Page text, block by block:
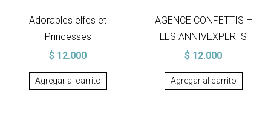
Adorables elfes et
Princesses
$ 12.000
Agregar al carrito
AGENCE CONFETTIS –
LES ANNIVEXPERTS
$ 12.000
Agregar al carrito